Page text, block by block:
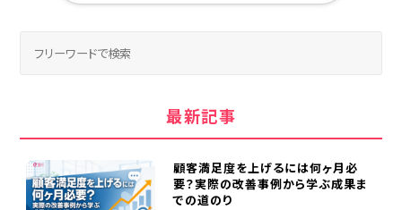
最新記事
顧客満足度を上げるには何ヶ月必
要？実際の改善事例から学ぶ成果ま
での道のり